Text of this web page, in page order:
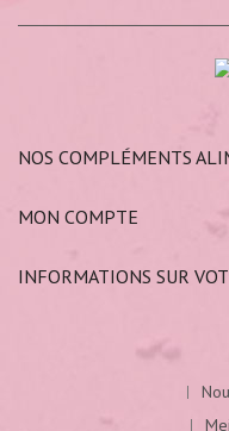
NOS COMPLÉMENTS
MON COMPTE
INFORMATIONS SUR